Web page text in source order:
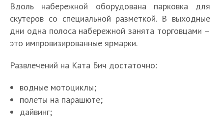
Вдоль набережной оборудована парковка для
скутеров со специальной разметкой. В выходные
дни одна полоса набережной занята торговцами –
это импровизированные ярмарки.
Развлечений на Ката Бич достаточно:
водные мотоциклы;
полеты на парашюте;
дайвинг;